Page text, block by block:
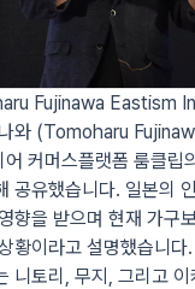
Fujinawa Eastism
와 (Tomoharu
커머스플랫폼 룸클립
공유했습니다. 일본의
향을 받으며 현재 가구
황이라고 설명했습니
니토리, 무지, 그리고 이